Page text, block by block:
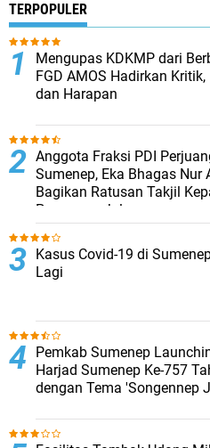
TERPOPULER
Mengupas KDKMP dari
FGD AMOS Hadirkan
dan Harapan
Anggota Fraksi PDI
Sumenep, Eka Bhagas Nur
Bagikan Ratusan Takjil
Pengguna Jalan
Kasus Covid-19 di
Lagi
Pemkab Sumenep
Harjad Sumenep Ke-757
dengan Tema 'Songennep